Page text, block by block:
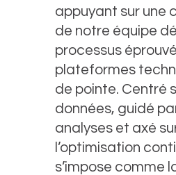
appuyant sur une
de notre équipe
processus
plateformes
de pointe. Centré
données, guidé
analyses et axé
l’optimisation
s’impose comme